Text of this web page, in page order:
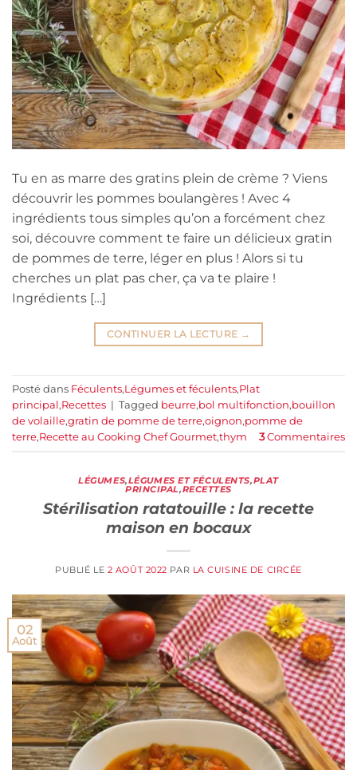
Tu en as marre des gratins plein de crème ? Viens
découvrir les pommes boulangères ! Avec 4
ingrédients tous simples qu’on a forcément chez
soi, découvre comment te faire un délicieux gratin
de pommes de terre, léger en plus ! Alors si tu
cherches un plat pas cher, ça va te plaire !
Ingrédients […]
CONTINUER LA LECTURE →
Posté dans Féculents,Légumes et féculents,Plat
principal,Recettes | Tagged beurre,bol multifonction,bouillon
de volaille,gratin de pomme de terre,oignon,pomme de
terre,Recette au Cooking Chef Gourmet,thym 3Commentaires
LÉGUMES,LÉGUMES ET FÉCULENTS,PLAT
PRINCIPAL,RECETTES
Stérilisation ratatouille : la recette
maison en bocaux
PUBLIÉ LE 2 AOÛT 2022 PAR LA CUISINE DE CIRCÉE
02
Août